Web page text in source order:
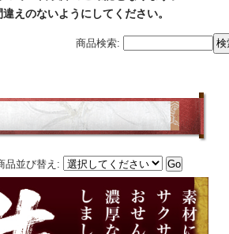
えのないようにしてください。
商品検索:
品並び替え :